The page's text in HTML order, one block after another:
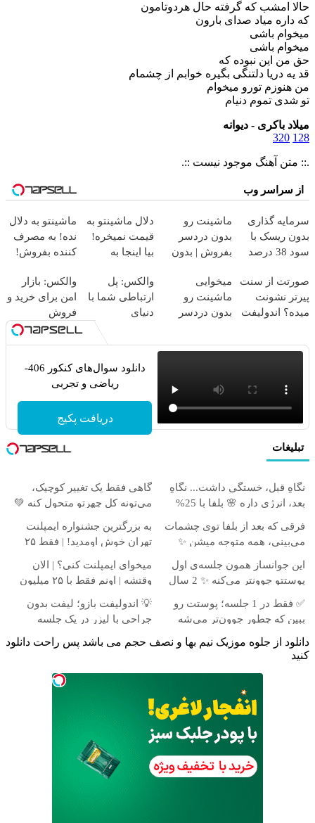
حالا امشب که گرفته حال هردوتامون
که داره میاد صدای بارون
میخوام باشی
میخوام باشی
حق من این نبوده که
قد یه دریا دلتنگی بگیره خوابم از چشمام
من هنوزم تورو میخوام
تو شدی تموم دنیام
میلاد باکری - دیوانه
128
320
.:: متن آهنگ موجود نیست ::.
از سراسر وب
سرمایه گذاری
بدون ریسک با
سود 38 درصد
ماشینت رو
بدون دردسر
بفروش | بدون
دلال ماشینتو به
قیمت نمیخره!
بیا اینجا به
بفروش*فقط
خریدار واقعی*
ماشینتو به دلال
نده! به مصرف
کننده بفروش!
یک تماس
صورتت از سنت
پیرتر نشونت
میده؟ اندولیفت
🔰
میخوایی
ماشینت رو
بدون دردسر
کمیسیون
والکس: پل
ارتباطی شما با
دنیای
سرمایه‌گذاری
دیجیتال
والکس: بازار
امن برای خرید و
فروش
دارایی‌های
دیجیتال
دانلود سوال‌های کنکور 406-
ریاضی و تجربی
دریافت پکیج
تبلیغات
نگاهِ قبل، خستگی داشت... نگاهِ
بعد، انرژی داره 🌸 بلفا با 25%
گاهی فقط یک تغییر کوچیک،
می‌تونه کل چهرتو متحول کنه 💚
تغییر طبیعی
فرقی که بعد از بلفا توی چشمات
می‌بینی، همه متوجه میشن ✨
به بزرگترین جشنواره ایمپلنت
تهران خوش اومدید! | فقط ۲۵
این جوانساز همون جلسه‌ی اول
پوستتو جوونتر می‌کنه ✨ 2 سال
میخوای ایمپلنت کنی؟ | الان
وقتشه | اونم فقط با ۲۵ میلیون
تومان!!!
✅ فقط در 1 جلسه؛ پوستت رو
ببین که چطور جوون‌تر می‌شه
💡 اندولیفت بازو؛ لیفت بدون
جراحی با لیزر در یک جلسه
دانلود از جلوه موزیک نیم بها و نصف حجم می باشد پس راحت دانلود
کنید